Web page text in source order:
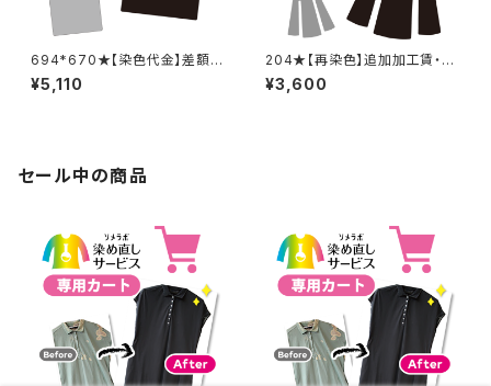
694*670★【染色代金】差額追
加加工賃
¥5,110
204★【再染色】追加加工賃・黒
染め
¥3,600
セール中の商品